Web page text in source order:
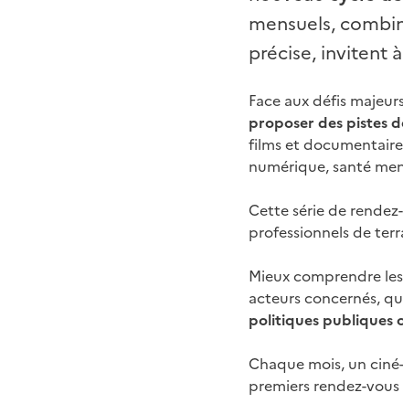
mensuels,
précise, invitent
Face aux défis
proposer des pistes
films et
numérique, santé
Cette série de
professionnels de
Mieux comprendre
acteurs concernés,
politiques publiques
Chaque mois, un
premiers rendez-